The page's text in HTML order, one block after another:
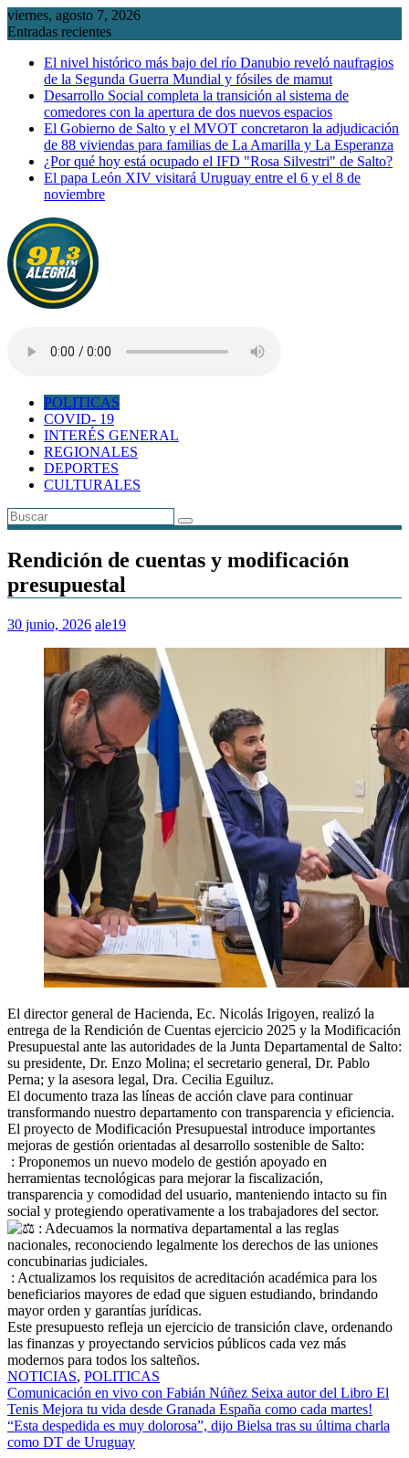
Saltar
al
viernes, agosto 7, 2026
Entradas recientes
El nivel histórico más bajo del río Danubio reveló naufragios
de la Segunda Guerra Mundial y fósiles de mamut
Desarrollo Social completa la transición al sistema de
comedores con la apertura de dos nuevos espacios
El Gobierno de Salto y el MVOT concretaron la adjudicación
de 88 viviendas para familias de La Amarilla y La Esperanza
¿Por qué hoy está ocupado el IFD "Rosa Silvestri" de Salto?
El papa León XIV visitará Uruguay entre el 6 y el 8 de
noviembre
POLITICAS
COVID- 19
INTERÉS GENERAL
REGIONALES
DEPORTES
CULTURALES
Rendición de cuentas y modificación
presupuestal
30 junio, 2026 ale19
El director general de Hacienda, Ec. Nicolás Irigoyen, realizó la
entrega de la Rendición de Cuentas ejercicio 2025 y la Modificación
Presupuestal ante las autoridades de la Junta Departamental de Salto:
su presidente, Dr. Enzo Molina; el secretario general, Dr. Pablo
Perna; y la asesora legal, Dra. Cecilia Eguiluz.
​El documento traza las líneas de acción clave para continuar
transformando nuestro departamento con transparencia y eficiencia.
​El proyecto de Modificación Presupuestal introduce importantes
mejoras de gestión orientadas al desarrollo sostenible de Salto:
: Proponemos un nuevo modelo de gestión apoyado en
herramientas tecnológicas para mejorar la fiscalización,
transparencia y comodidad del usuario, manteniendo intacto su fin
social y protegiendo operativamente a los trabajadores del sector.
: Adecuamos la normativa departamental a las reglas
nacionales, reconociendo legalmente los derechos de las uniones
concubinarias judiciales.
: Actualizamos los requisitos de acreditación académica para los
beneficiarios mayores de edad que siguen estudiando, brindando
mayor orden y garantías jurídicas.
​Este presupuesto refleja un ejercicio de transición clave, ordenando
las finanzas y proyectando servicios públicos cada vez más
modernos para todos los salteños.
NOTICIAS, POLITICAS
Navegación
de
entradas
Comunicación en vivo con Fabián Núñez Seixa autor del Libro El
Tenis Mejora tu vida desde Granada España como cada martes!
“Esta despedida es muy dolorosa”, dijo Bielsa tras su última charla
como DT de Uruguay